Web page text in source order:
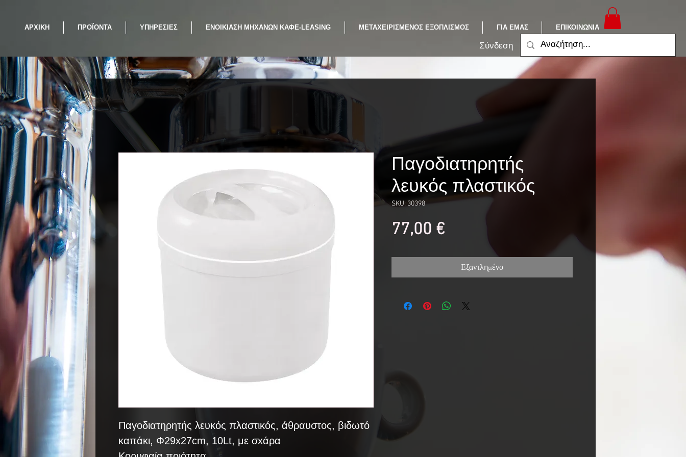
ΑΡΧΙΚΗ ΠΡΟΪΟΝΤΑ ΥΠΗΡΕΣΙΕΣ ΕΝΟΙΚΙΑΣΗ ΜΗΧΑΝΩΝ ΚΑΦΕ-LEASING ΜΕΤΑΧΕΙΡΙΣΜΕΝΟΣ ΕΞΟΠΛΙΣΜΟΣ ΓΙΑ ΕΜΑΣ ΕΠΙΚΟΙΝΩΝΙΑ
Σύνδεση
Παγοδιατηρητής λευκός πλαστικός, άθραυστος, βιδωτό
καπάκι, Φ29x27cm, 10Lt, με σxάρα
Παγοδιατηρητής
λευκός πλαστικός
SKU: 30398
77,00 €Τιμή
Εξαντλημένο